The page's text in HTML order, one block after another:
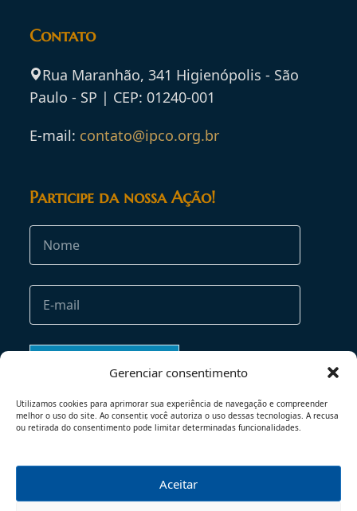
Gerenciar consentimento
Utilizamos cookies para aprimorar sua experiência de navegação e compreender
melhor o uso do site. Ao consentir, você autoriza o uso dessas tecnologias. A recusa
ou retirada do consentimento pode limitar determinadas funcionalidades.
Aceitar
Contato
Rua Maranhão, 341 Higienópolis - São
Paulo - SP | CEP: 01240-001
E-mail: contato@ipco.org.br
Participe da nossa Ação!
POLÍTICA DE PRIVACIDADE